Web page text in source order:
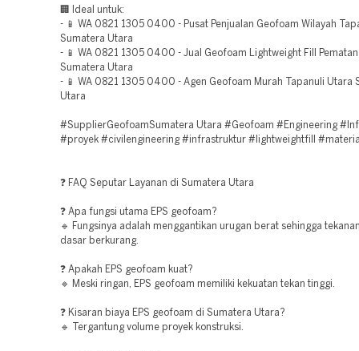
🏢 Ideal untuk:
- 📱 WA 0821 1305 0400 - Pusat Penjualan Geofoam Wilayah
Sumatera Utara
- 📱 WA 0821 1305 0400 - Jual Geofoam Lightweight Fill
Sumatera Utara
- 📱 WA 0821 1305 0400 - Agen Geofoam Murah Tapanuli Utara
Utara
#SupplierGeofoamSumatera Utara #Geofoam #Engineering
#proyek #civilengineering #infrastruktur #lightweightfill
❓ FAQ Seputar Layanan di Sumatera Utara
❓ Apa fungsi utama EPS geofoam?
🔹 Fungsinya adalah menggantikan urugan berat sehingga
dasar berkurang.
❓ Apakah EPS geofoam kuat?
🔹 Meski ringan, EPS geofoam memiliki kekuatan tekan tinggi.
❓ Kisaran biaya EPS geofoam di Sumatera Utara?
🔹 Tergantung volume proyek konstruksi.